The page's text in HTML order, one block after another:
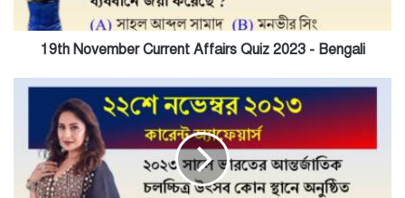
Bengali
19th November Current Affairs Quiz 2023 - Bengali
22nd
November
Affairs
Quiz
2023